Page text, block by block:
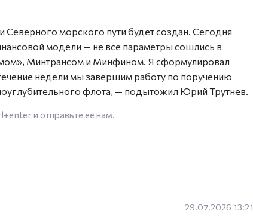
морского пути будет создан. Сегодня
модели — не все параметры сошлись в
Минтрансом и Минфином. Я сформулировал
недели мы завершим работу по поручению
флота, — подытожил Юрий Трутнев.
и отправьте ее нам.
29.07.2026 13:21